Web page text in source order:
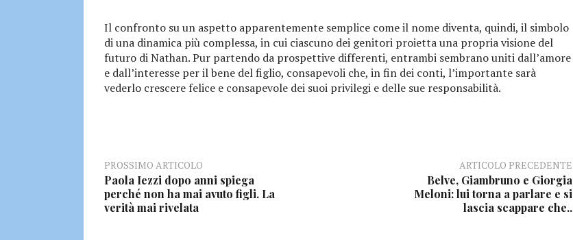
Il confronto su un aspetto apparentemente semplice come il nome diventa, quindi, il simbolo
di una dinamica più complessa, in cui ciascuno dei genitori proietta una propria visione del
futuro di Nathan. Pur partendo da prospettive differenti, entrambi sembrano uniti dall’amore
e dall’interesse per il bene del figlio, consapevoli che, in fin dei conti, l’importante sarà
vederlo crescere felice e consapevole dei suoi privilegi e delle sue responsabilità.
PROSSIMO ARTICOLO
Paola Iezzi dopo anni spiega
perché non ha mai avuto figli. La
verità mai rivelata
ARTICOLO PRECEDENTE
Belve, Giambruno e Giorgia
Meloni: lui torna a parlare e si
lascia scappare che..